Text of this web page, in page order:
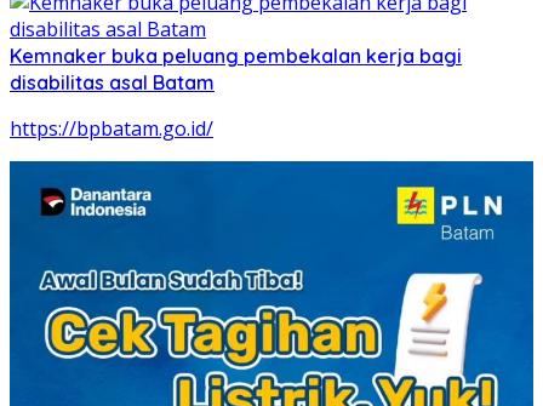
Kemnaker buka peluang pembekalan kerja bagi
disabilitas asal Batam
https://bpbatam.go.id/